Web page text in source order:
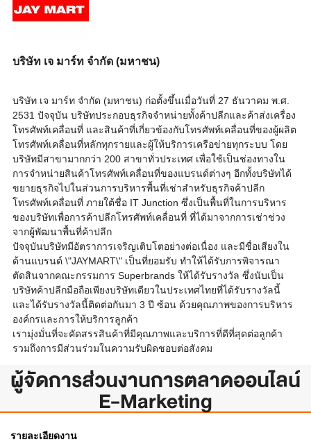
บริษัท เจ มาร์ท จำกัด (มหาชน)
บริษัท เจ มาร์ท จํากัด (มหาชน) ก่อตั้งขึ้นเมื่อวันที่ 27 ธันวาคม พ.ศ.
2531 ปัจจุบัน บริษัทประกอบธุรกิจจำหน่ายทั้งค้าปลีกและค้าส่งเครื่อง
โทรศัพท์เคลื่อนที่ และสินค้าที่เกี่ยวข้องกับโทรศัพท์เคลื่อนที่ของผู้ผลิต
โทรศัพท์เคลื่อนที่หลักทุกรายและผู้ให้บริการเครือข่ายทุกระบบ โดย
บริษัทมีสาขามากกว่า 200 สาขาทั่วประเทศ เพื่อใช้เป็นช่องทางใน
การจำหน่ายสินค้าโทรศัพท์เคลื่อนที่ของแบรนด์ต่างๆ อีกทั้งบริษัทได้
ขยายธุรกิจไปในส่วนการบริหารพื้นที่เช่าสำหรับธุรกิจค้าปลีก
โทรศัพท์เคลื่อนที่ ภายใต้ชื่อ IT Junction ซึ่งเป็นพื้นที่ในการบริหาร
ของบริษัทเพื่อการค้าปลีกโทรศัพท์เคลื่อนที่ ที่ได้มาจากการเช่าช่วง
จากผู้พัฒนาพื้นที่ค้าปลีก
ปัจจุบันบริษัทมีอัตราการเจริญเติบโตอย่างต่อเนื่อง และมีชื่อเสียงใน
ด้านแบรนด์ \"JAYMART\" เป็นที่ยอมรับ ทำให้ได้รับการพิจารณา
ตัดสินจากคณะกรรมการ Superbrands ให้ได้รับรางวัล ซึ่งนับเป็น
บริษัทค้าปลีกมือถือเพียงบริษัทเดียวในประเทศไทยที่ได้รับรางวัลนี้
และได้รับรางวัลนี้ติดต่อกันมา 3 ปี ซ้อน ด้วยคุณภาพของการบริหาร
องค์กรและการให้บริการลูกค้า
เรามุ่งมั่นที่จะคัดสรรสินค้าที่มีคุณภาพและบริการที่ดีที่สุดต่อลูกค้า
รวมถึงการมีส่วนร่วมในความรับผิดชอบต่อสังคม
ผู้จัดการส่วนงานการตลาดออนไลน์
E-Marketing
รายละเอียดงาน